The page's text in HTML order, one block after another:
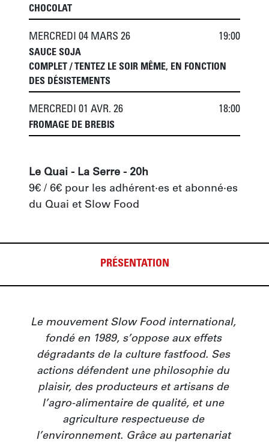
CHOCOLAT
MERCREDI 04 MARS 26 19:00
SAUCE SOJA
COMPLET / TENTEZ LE SOIR MÊME, EN FONCTION
DES DÉSISTEMENTS
MERCREDI 01 AVR. 26 18:00
FROMAGE DE BREBIS
Le Quai - La Serre - 20h
9€ / 6€ pour les adhérent·es et abonné·es
du Quai et Slow Food
PRÉSENTATION
Le mouvement Slow Food international,
fondé en 1989, s’oppose aux effets
dégradants de la culture fastfood. Ses
actions défendent une philosophie du
plaisir, des producteurs et artisans de
l’agro-alimentaire de qualité, et une
agriculture respectueuse de
l’environnement. Grâce au partenariat